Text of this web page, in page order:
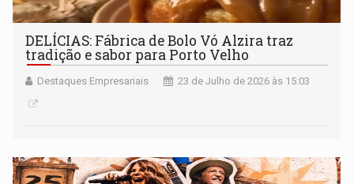
DELÍCIAS: Fábrica de Bolo Vó Alzira traz
tradição e sabor para Porto Velho
Destaques Empresariais 23 de Julho de 2026 às 15:03